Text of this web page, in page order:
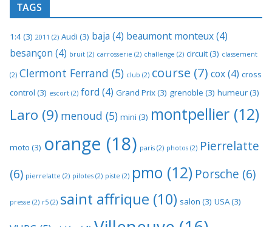
TAGS
1:4(3) 2011 (2) Audi (3) baja (4) beaumont monteux(4)
besançon (4) bruit (2) carrosserie (2) challenge (2) circuit(3) classement
(2) Clermont Ferrand (5) club (2) course (7) cox(4) cross
control (3) escort (2) ford (4) Grand Prix(3) grenoble (3) humeur(3)
Laro (9) menoud (5) mini (3) montpellier (12)
moto (3) orange (18) paris (2) photos (2) Pierrelatte
(6) pierrelatte (2) pilotes (2) piste (2) pmo (12) Porsche (6)
presse (2) r5 (2) saint affrique (10) salon (3) USA(3)